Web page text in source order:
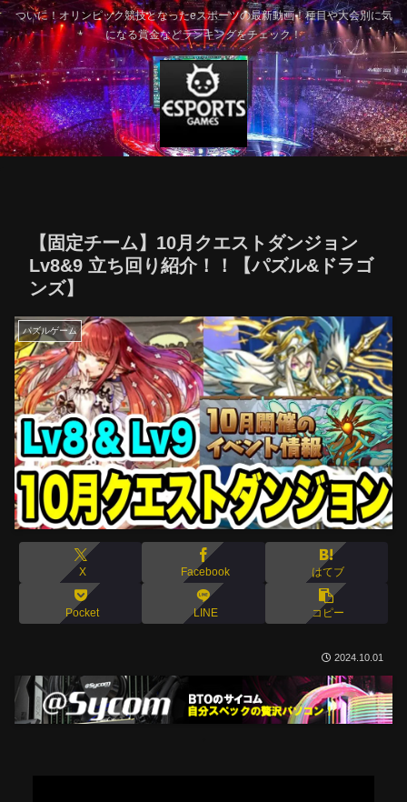
ついに！オリンピック競技となったeスポーツの最新動画！種目や大会別に気
になる賞金などランキングをチェック！
【固定チーム】10月クエストダンジョン
Lv8&9 立ち回り紹介！！【パズル&ドラゴ
ンズ】
パズルゲーム
X Facebook はてブ
Pocket LINE コピー
2024.10.01